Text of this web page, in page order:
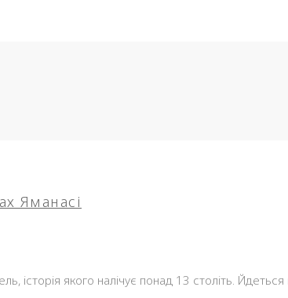
Яманасі
історія якого налічує понад 13 століть.